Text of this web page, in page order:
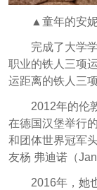
▲童年的安
完成了大学
职业的铁人三项
运距离的铁人三
2012年的伦
在德国汉堡举行
和团体世界冠军
友杨 弗迪诺（
2016年，她